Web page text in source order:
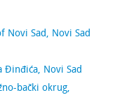
Sad, Novi Sad
Novi Sad
bački okrug,